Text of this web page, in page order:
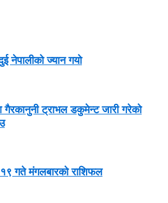
नेपालीको ज्यान गयो
गैरकानुनी ट्राभल डकुमेन्ट जारी गरेको
गते मंगलबारको राशिफल